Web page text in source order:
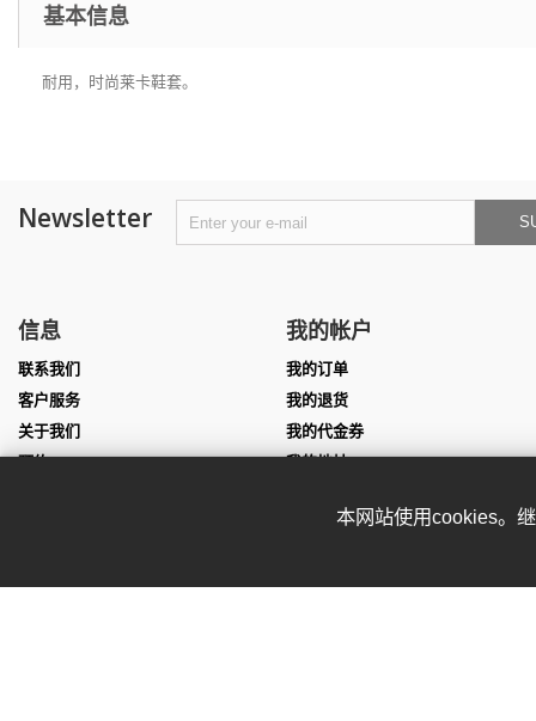
基本信息
耐用，时尚莱卡鞋套。
Newsletter
信息
联系我们
客户服务
关于我们
预约
我的帐户
我的订单
我的退货
我的代金券
我的地址
我的凭证本网站使用cookies。